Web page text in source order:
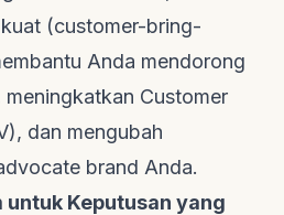
(customer-bring-
Anda mendorong
meningkatkan Customer
, dan mengubah
brand Anda.
Keputusan yang